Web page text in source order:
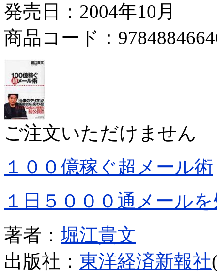
発売日：2004年10月
商品コード：
ご注文いただけません
１００億稼ぐ超メール術
１日５０００通メール
著者： 堀江貴文
出版社： 東洋経済新報社